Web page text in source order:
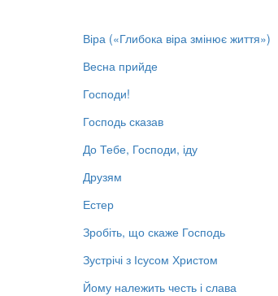
Віра («Глибока віра змінює життя»)
Весна прийде
Господи!
Господь сказав
До Тебе, Господи, іду
Друзям
Естер
Зробіть, що скаже Господь
Зустрічі з Ісусом Христом
Йому належить честь і слава